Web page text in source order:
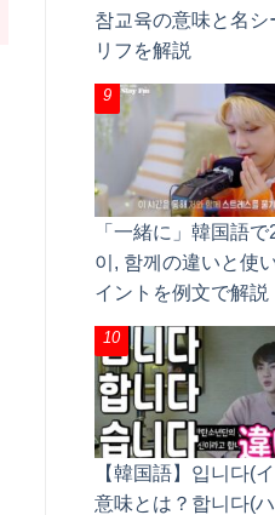
참교육の意味と名シ
リフを解説
「一緒に」韓国語
이, 함께の違いと使
イントを例文で解説
【韓国語】입니다(
意味とは？합니다(